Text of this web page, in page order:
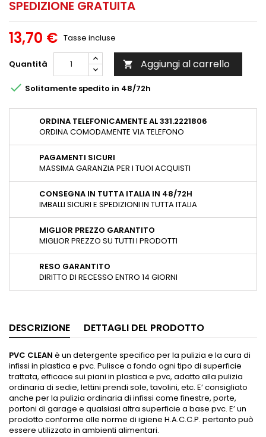
SPEDIZIONE GRATUITA
13,70 € Tasse incluse
Quantità  Aggiungi al carrello
 Solitamente spedito in 48/72h
ORDINA TELEFONICAMENTE AL 331.2221806
ORDINA COMODAMENTE VIA TELEFONO
PAGAMENTI SICURI
MASSIMA GARANZIA PER I TUOI ACQUISTI
CONSEGNA IN TUTTA ITALIA IN 48/72H
IMBALLI SICURI E SPEDIZIONI IN TUTTA ITALIA
MIGLIOR PREZZO GARANTITO
MIGLIOR PREZZO SU TUTTI I PRODOTTI
RESO GARANTITO
DIRITTO DI RECESSO ENTRO 14 GIORNI
DESCRIZIONE DETTAGLI DEL PRODOTTO
PVC CLEAN è un detergente specifico per la pulizia e la cura di
infissi in plastica e pvc. Pulisce a fondo ogni tipo di superficie
trattata, efficace sui piani in plastica e pvc, adatto alla pulizia
ordinaria di sedie, lettini prendi sole, tavolini, etc. E’ consigliato
anche per la pulizia ordinaria di infissi come finestre, porte,
portoni di garage e qualsiasi altra superficie a base pvc. E’ un
prodotto conforme alle norme di igiene H.A.C.C.P. pertanto può
essere utilizzato in ambienti alimentari.